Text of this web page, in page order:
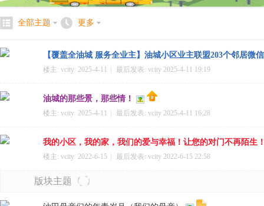
全部主题 更多
【覆盖全油城 服务全业主】油城小区业主联盟203个邻居微
楼主: vcity 2025-4-11 最后发表: vcity 2025-4-11 19:19
油城的那些景，那些情！
楼主: vcity 2025-4-11 最后发表: vcity 2025-4-11 16:28
我的小区，我的家，我们的爱与幸福！让您的对门不再陌生
楼主: vcity 2022-6-15 最后发表: vcity 2022-6-15 22:58
版块主题